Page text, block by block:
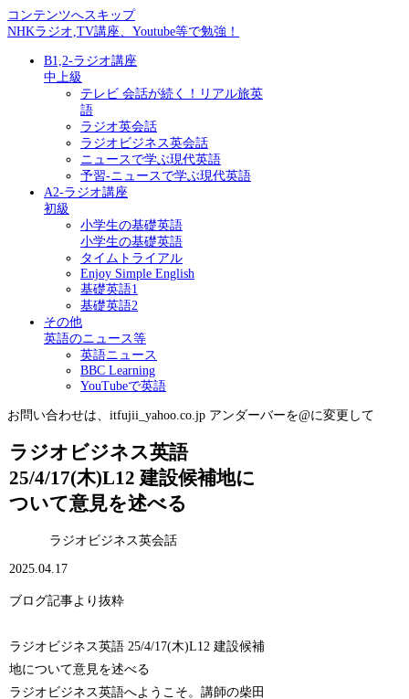
コンテンツへスキップ
NHKラジオ,TV講座、Youtube等で勉強！
B1,2-ラジオ講座
中上級
テレビ 会話が続く！リアル旅英
語
ラジオ英会話
ラジオビジネス英会話
ニュースで学ぶ現代英語
予習-ニュースで学ぶ現代英語
A2-ラジオ講座
初級
小学生の基礎英語
小学生の基礎英語
タイムトライアル
Enjoy Simple English
基礎英語1
基礎英語2
その他
英語のニュース等
英語ニュース
BBC Learning
YouTubeで英語
お問い合わせは、itfujii_yahoo.co.jp アンダーバーを@に変更して
ラジオビジネス英語
25/4/17(木)L12 建設候補地に
ついて意見を述べる
ラジオビジネス英会話
2025.04.17
ブログ記事より抜粋
ラジオビジネス英語 25/4/17(木)L12 建設候補
地について意見を述べる
ラジオビジネス英語へようこそ。講師の柴田